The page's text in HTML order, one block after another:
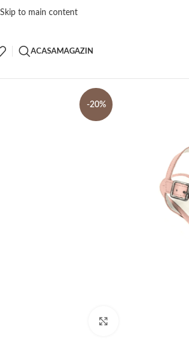
Skip to main content
ACASAMAGAZIN
-20%